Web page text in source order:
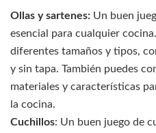
Ollas y sartenes: Un buen
esencial para cualquier
diferentes tamaños y tipos,
y sin tapa. También puedes
materiales y características
la cocina.
Cuchillos: Un buen juego de